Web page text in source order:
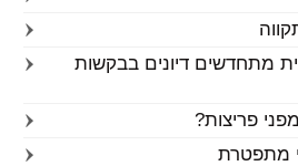
מתחדשים דיונים בבקשות
פריצות?
מתפטרת